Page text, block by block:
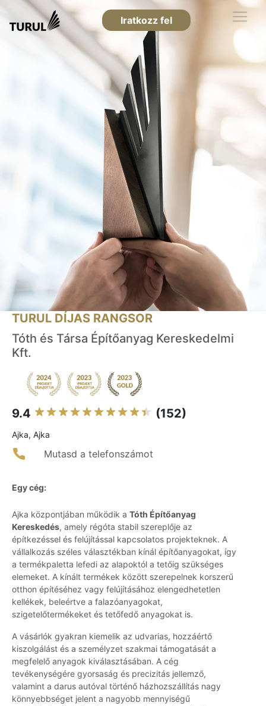
Iratkozz fel
TURUL DÍJAS RANGSOR
Tóth és Társa Építőanyag Kereskedelmi
Kft.
9.4 (152)
Ajka, Ajka
Mutasd a telefonszámot
Egy cég:
Ajka központjában működik a Tóth Építőanyag
Kereskedés, amely régóta stabil szereplője az
építkezéssel és felújítással kapcsolatos projekteknek. A
vállalkozás széles választékban kínál építőanyagokat, így
a termékpaletta lefedi az alapoktól a tetőig szükséges
elemeket. A kínált termékek között szerepelnek korszerű
otthon építéséhez vagy felújításához elengedhetetlen
kellékek, beleértve a falazóanyagokat,
szigetelőtermékeket és tetőfedő anyagokat is.
A vásárlók gyakran kiemelik az udvarias, hozzáértő
kiszolgálást és a személyzet szakmai támogatását a
megfelelő anyagok kiválasztásában. A cég
tevékenységére gyorsaság és precizitás jellemző,
valamint a darus autóval történő házhozszállítás nagy
könnyebbséget jelent a nagyobb mennyiségű